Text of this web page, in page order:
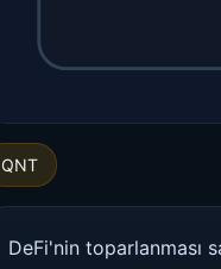
QNT
DeFi'nin toparlanması